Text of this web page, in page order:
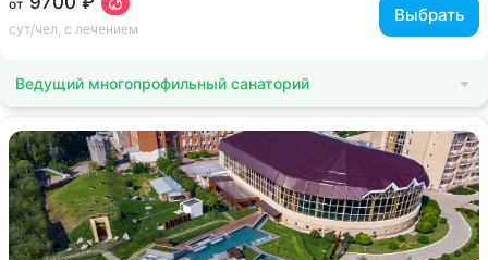
от
сут/чел, с лечением
Выбрать
Ведущий многопрофильный санаторий